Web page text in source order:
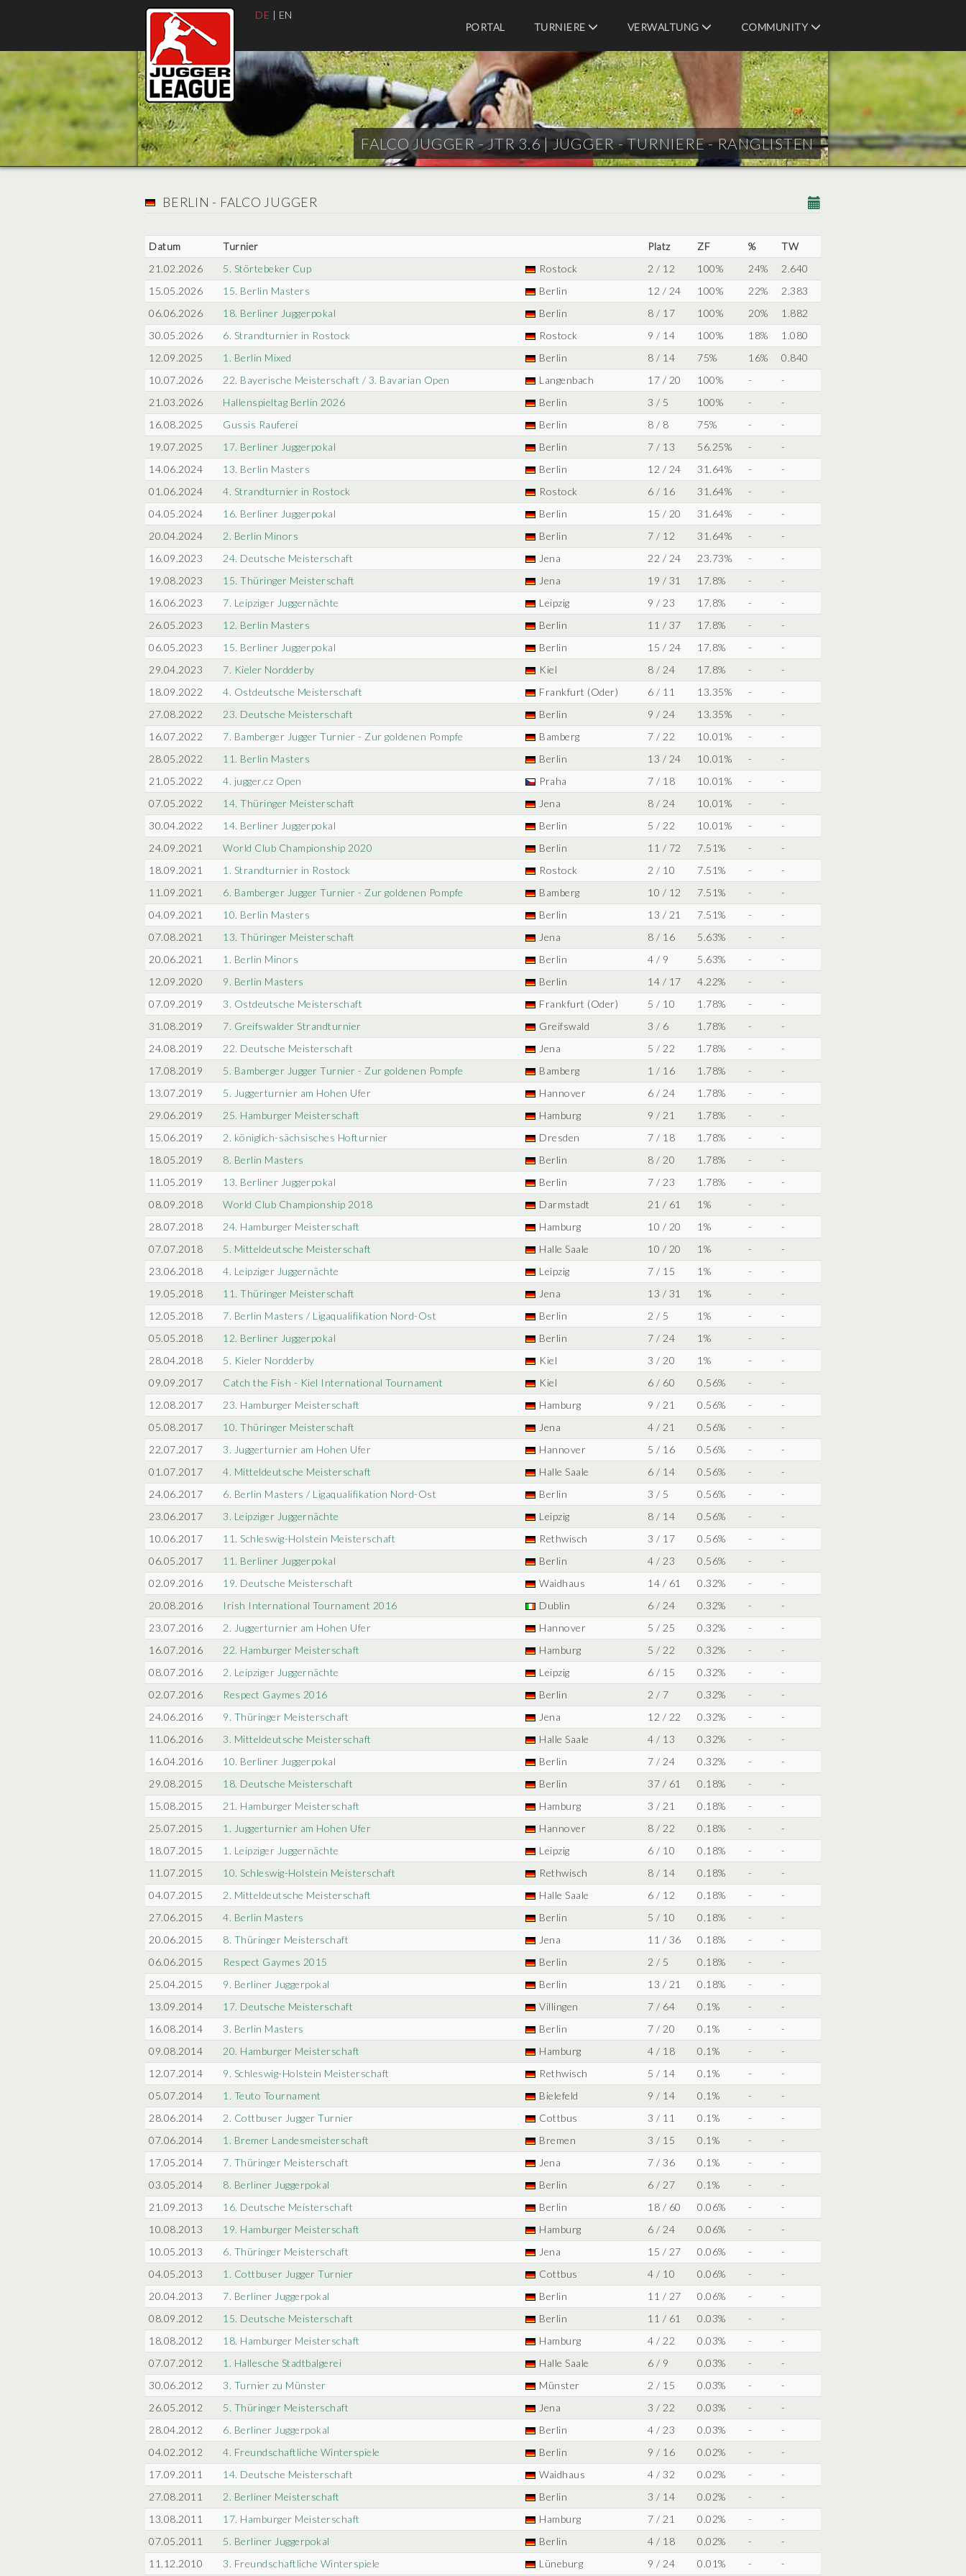
DE | EN
PORTAL
TURNIERE VERWALTUNG COMMUNITY
FALCO JUGGER - JTR 3.6 |JUGGER - TURNIERE - RANGLISTEN
BERLIN - FALCO JUGGER
Datum Turnier Platz ZF %
TW
21.02.2026
5. Störtebeker Cup Rostock 2 / 12 100% 24%
2.640
15.05.2026
15. Berlin Masters Berlin 12 / 24 100% 22%
2.383
06.06.2026
18. Berliner Juggerpokal Berlin 8 / 17 100% 20%
1.882
30.05.2026
6. Strandturnier in Rostock Rostock 9 / 14 100% 18%
1.080
12.09.2025
1. Berlin Mixed Berlin 8 / 14 75% 16%
0.840
10.07.2026
22. Bayerische Meisterschaft / 3. Bavarian Open Langenbach 17 / 20 100% -
-
21.03.2026
Hallenspieltag Berlin 2026 Berlin 3 / 5 100% -
-
16.08.2025
Gussis Rauferei Berlin 8 / 8 75% -
-
19.07.2025
17. Berliner Juggerpokal Berlin 7 / 13 56.25% -
-
14.06.2024
13. Berlin Masters Berlin 12 / 24 31.64% -
-
01.06.2024
4. Strandturnier in Rostock Rostock 6 / 16 31.64% -
-
04.05.2024
16. Berliner Juggerpokal Berlin 15 / 20 31.64% -
-
20.04.2024
2. Berlin Minors Berlin 7 / 12 31.64% -
-
16.09.2023
24. Deutsche Meisterschaft Jena 22 / 24 23.73% -
-
19.08.2023
15. Thüringer Meisterschaft Jena 19 / 31 17.8% -
-
16.06.2023
7. Leipziger Juggernächte Leipzig 9 / 23 17.8% -
-
26.05.2023
12. Berlin Masters Berlin 11 / 37 17.8% -
-
06.05.2023
15. Berliner Juggerpokal Berlin 15 / 24 17.8% -
-
29.04.2023
7. Kieler Nordderby Kiel 8 / 24 17.8% -
-
18.09.2022
4. Ostdeutsche Meisterschaft Frankfurt (Oder) 6 / 11 13.35% -
-
27.08.2022
23. Deutsche Meisterschaft Berlin 9 / 24 13.35% -
-
16.07.2022
7. Bamberger Jugger Turnier - Zur goldenen Pompfe Bamberg 7 / 22 10.01% -
-
28.05.2022
11. Berlin Masters Berlin 13 / 24 10.01% -
-
21.05.2022
4. jugger.cz Open Praha 7 / 18 10.01% -
-
07.05.2022
14. Thüringer Meisterschaft Jena 8 / 24 10.01% -
-
30.04.2022
14. Berliner Juggerpokal Berlin 5 / 22 10.01% -
-
24.09.2021
World Club Championship 2020 Berlin 11 / 72 7.51% -
-
18.09.2021
1. Strandturnier in Rostock Rostock 2 / 10 7.51% -
-
11.09.2021
6. Bamberger Jugger Turnier - Zur goldenen Pompfe Bamberg 10 / 12 7.51% -
-
04.09.2021
10. Berlin Masters Berlin 13 / 21 7.51% -
-
07.08.2021
13. Thüringer Meisterschaft Jena 8 / 16 5.63% -
-
20.06.2021
1. Berlin Minors Berlin 4 / 9 5.63% -
-
12.09.2020
9. Berlin Masters Berlin 14 / 17 4.22% -
-
07.09.2019
3. Ostdeutsche Meisterschaft Frankfurt (Oder) 5 / 10 1.78% -
-
31.08.2019
7. Greifswalder Strandturnier Greifswald 3 / 6 1.78% -
-
24.08.2019
22. Deutsche Meisterschaft Jena 5 / 22 1.78% -
-
17.08.2019
5. Bamberger Jugger Turnier - Zur goldenen Pompfe Bamberg 1 / 16 1.78% -
-
13.07.2019
5. Juggerturnier am Hohen Ufer Hannover 6 / 24 1.78% -
-
29.06.2019
25. Hamburger Meisterschaft Hamburg 9 / 21 1.78% -
-
15.06.2019
2. königlich-sächsisches Hofturnier Dresden 7 / 18 1.78% -
-
18.05.2019
8. Berlin Masters Berlin 8 / 20 1.78% -
-
11.05.2019
13. Berliner Juggerpokal Berlin 7 / 23 1.78% -
-
08.09.2018
World Club Championship 2018 Darmstadt 21 / 61 1% -
-
28.07.2018
24. Hamburger Meisterschaft Hamburg 10 / 20 1% -
-
07.07.2018
5. Mitteldeutsche Meisterschaft Halle Saale 10 / 20 1% -
-
23.06.2018
4. Leipziger Juggernächte Leipzig 7 / 15 1% -
-
19.05.2018
11. Thüringer Meisterschaft Jena 13 / 31 1% -
-
12.05.2018
7. Berlin Masters / Ligaqualifikation Nord-Ost Berlin 2 / 5 1% -
-
05.05.2018
12. Berliner Juggerpokal Berlin 7 / 24 1% -
-
28.04.2018
5. Kieler Nordderby Kiel 3 / 20 1% -
-
09.09.2017
Catch the Fish - Kiel International Tournament Kiel 6 / 60 0.56% -
-
12.08.2017
23. Hamburger Meisterschaft Hamburg 9 / 21 0.56% -
-
05.08.2017
10. Thüringer Meisterschaft Jena 4 / 21 0.56% -
-
22.07.2017
3. Juggerturnier am Hohen Ufer Hannover 5 / 16 0.56% -
-
01.07.2017
4. Mitteldeutsche Meisterschaft Halle Saale 6 / 14 0.56% -
-
24.06.2017
6. Berlin Masters / Ligaqualifikation Nord-Ost Berlin 3 / 5 0.56% -
-
23.06.2017
3. Leipziger Juggernächte Leipzig 8 / 14 0.56% -
-
10.06.2017
11. Schleswig-Holstein Meisterschaft Rethwisch 3 / 17 0.56% -
-
06.05.2017
11. Berliner Juggerpokal Berlin 4 / 23 0.56% -
-
02.09.2016
19. Deutsche Meisterschaft Waidhaus 14 / 61 0.32% -
-
20.08.2016
Irish International Tournament 2016 Dublin 6 / 24 0.32% -
-
23.07.2016
2. Juggerturnier am Hohen Ufer Hannover 5 / 25 0.32% -
-
16.07.2016
22. Hamburger Meisterschaft Hamburg 5 / 22 0.32% -
-
08.07.2016
2. Leipziger Juggernächte Leipzig 6 / 15 0.32% -
-
02.07.2016
Respect Gaymes 2016 Berlin 2 / 7 0.32% -
-
24.06.2016
9. Thüringer Meisterschaft Jena 12 / 22 0.32% -
-
11.06.2016
3. Mitteldeutsche Meisterschaft Halle Saale 4 / 13 0.32% -
-
16.04.2016
10. Berliner Juggerpokal Berlin 7 / 24 0.32% -
-
29.08.2015
18. Deutsche Meisterschaft Berlin 37 / 61 0.18% -
-
15.08.2015
21. Hamburger Meisterschaft Hamburg 3 / 21 0.18% -
-
25.07.2015
1. Juggerturnier am Hohen Ufer Hannover 8 / 22 0.18% -
-
18.07.2015
1. Leipziger Juggernächte Leipzig 6 / 10 0.18% -
-
11.07.2015
10. Schleswig-Holstein Meisterschaft Rethwisch 8 / 14 0.18% -
-
04.07.2015
2. Mitteldeutsche Meisterschaft Halle Saale 6 / 12 0.18% -
-
27.06.2015
4. Berlin Masters Berlin 5 / 10 0.18% -
-
20.06.2015
8. Thüringer Meisterschaft Jena 11 / 36 0.18% -
-
06.06.2015
Respect Gaymes 2015 Berlin 2 / 5 0.18% -
-
25.04.2015
9. Berliner Juggerpokal Berlin 13 / 21 0.18% -
-
13.09.2014
17. Deutsche Meisterschaft Villingen 7 / 64 0.1% -
-
16.08.2014
3. Berlin Masters Berlin 7 / 20 0.1% -
-
09.08.2014
20. Hamburger Meisterschaft Hamburg 4 / 18 0.1% -
-
12.07.2014
9. Schleswig-Holstein Meisterschaft Rethwisch 5 / 14 0.1% -
-
05.07.2014
1. Teuto Tournament Bielefeld 9 / 14 0.1% -
-
28.06.2014
2. Cottbuser Jugger Turnier Cottbus 3 / 11 0.1% -
-
07.06.2014
1. Bremer Landesmeisterschaft Bremen 3 / 15 0.1% -
-
17.05.2014
7. Thüringer Meisterschaft Jena 7 / 36 0.1% -
-
03.05.2014
8. Berliner Juggerpokal Berlin 6 / 27 0.1% -
-
21.09.2013
16. Deutsche Meisterschaft Berlin 18 / 60 0.06% -
-
10.08.2013
19. Hamburger Meisterschaft Hamburg 6 / 24 0.06% -
-
10.05.2013
6. Thüringer Meisterschaft Jena 15 / 27 0.06% -
-
04.05.2013
1. Cottbuser Jugger Turnier Cottbus 4 / 10 0.06% -
-
20.04.2013
7. Berliner Juggerpokal Berlin 11 / 27 0.06% -
-
08.09.2012
15. Deutsche Meisterschaft Berlin 11 / 61 0.03% -
-
18.08.2012
18. Hamburger Meisterschaft Hamburg 4 / 22 0.03% -
-
07.07.2012
1. Hallesche Stadtbalgerei Halle Saale 6 / 9 0.03% -
-
30.06.2012
3. Turnier zu Münster Münster 2 / 15 0.03% -
-
26.05.2012
5. Thüringer Meisterschaft Jena 3 / 22 0.03% -
-
28.04.2012
6. Berliner Juggerpokal Berlin 4 / 23 0.03% -
-
04.02.2012
4. Freundschaftliche Winterspiele Berlin 9 / 16 0.02% -
-
17.09.2011
14. Deutsche Meisterschaft Waidhaus 4 / 32 0.02% -
-
27.08.2011
2. Berliner Meisterschaft Berlin 3 / 14 0.02% -
-
13.08.2011
17. Hamburger Meisterschaft Hamburg 7 / 21 0.02% -
-
07.05.2011
5. Berliner Juggerpokal Berlin 4 / 18 0.02% -
-
11.12.2010
3. Freundschaftliche Winterspiele Lüneburg 9 / 24 0.01% - -